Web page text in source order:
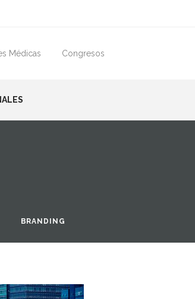
Médicas Congresos
BRANDING